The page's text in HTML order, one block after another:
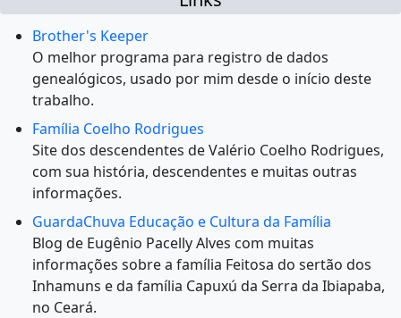
Brother's Keeper
O melhor programa para registro de dados
genealógicos, usado por mim desde o início deste
trabalho.
Família Coelho Rodrigues
Site dos descendentes de Valério Coelho Rodrigues,
com sua história, descendentes e muitas outras
informações.
GuardaChuva Educação e Cultura da Família
Blog de Eugênio Pacelly Alves com muitas
informações sobre a família Feitosa do sertão dos
Inhamuns e da família Capuxú da Serra da Ibiapaba,
no Ceará.